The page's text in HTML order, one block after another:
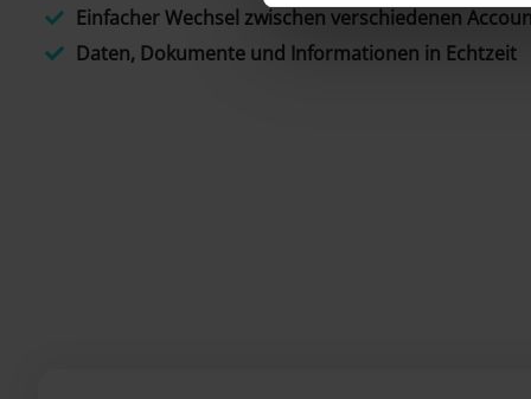
Einfacher Wechsel zwischen verschiedenen
Daten, Dokumente und Informationen in Echtzeit